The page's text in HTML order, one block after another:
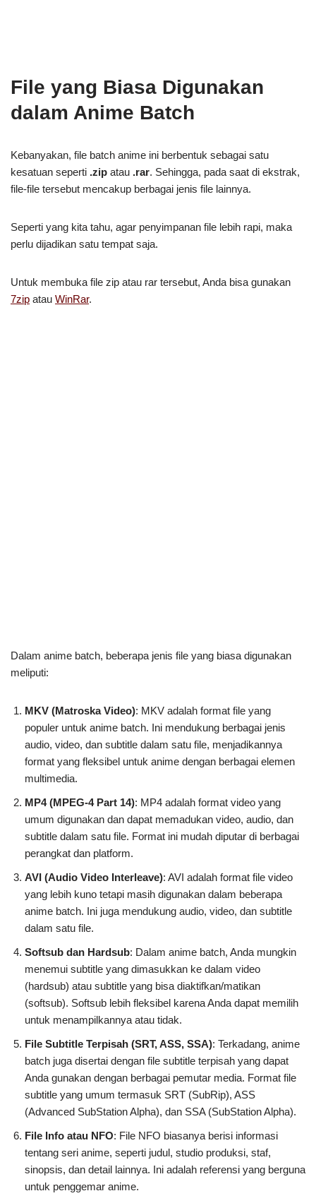
File yang Biasa Digunakan
dalam Anime Batch
Kebanyakan, file batch anime ini berbentuk sebagai satu
kesatuan seperti .zip atau .rar. Sehingga, pada saat di ekstrak,
file-file tersebut mencakup berbagai jenis file lainnya.
Seperti yang kita tahu, agar penyimpanan file lebih rapi, maka
perlu dijadikan satu tempat saja.
Untuk membuka file zip atau rar tersebut, Anda bisa gunakan
7zip atau WinRar.
Dalam anime batch, beberapa jenis file yang biasa digunakan
meliputi:
MKV (Matroska Video): MKV adalah format file yang
populer untuk anime batch. Ini mendukung berbagai jenis
audio, video, dan subtitle dalam satu file, menjadikannya
format yang fleksibel untuk anime dengan berbagai elemen
multimedia.
MP4 (MPEG-4 Part 14): MP4 adalah format video yang
umum digunakan dan dapat memadukan video, audio, dan
subtitle dalam satu file. Format ini mudah diputar di berbagai
perangkat dan platform.
AVI (Audio Video Interleave): AVI adalah format file video
yang lebih kuno tetapi masih digunakan dalam beberapa
anime batch. Ini juga mendukung audio, video, dan subtitle
dalam satu file.
Softsub dan Hardsub: Dalam anime batch, Anda mungkin
menemui subtitle yang dimasukkan ke dalam video
(hardsub) atau subtitle yang bisa diaktifkan/matikan
(softsub). Softsub lebih fleksibel karena Anda dapat memilih
untuk menampilkannya atau tidak.
File Subtitle Terpisah (SRT, ASS, SSA): Terkadang, anime
batch juga disertai dengan file subtitle terpisah yang dapat
Anda gunakan dengan berbagai pemutar media. Format file
subtitle yang umum termasuk SRT (SubRip), ASS
(Advanced SubStation Alpha), dan SSA (SubStation Alpha).
File Info atau NFO: File NFO biasanya berisi informasi
tentang seri anime, seperti judul, studio produksi, staf,
sinopsis, dan detail lainnya. Ini adalah referensi yang berguna
untuk penggemar anime.